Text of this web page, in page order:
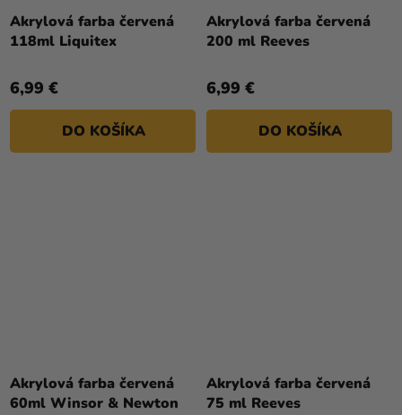
Akrylová farba červená
118ml Liquitex
6,99 €
DO KOŠÍKA
Akrylová farba červená
200 ml Reeves
6,99 €
DO KOŠÍKA
Akrylová farba červená
60ml Winsor & Newton
Akrylová farba červená
75 ml Reeves